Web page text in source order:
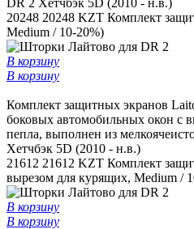
20248 20248 KZT Комплект
Medium / 10-20%)
В корзину
В корзину
Комплект защитных экранов
боковых автомобильных окон c
пепла, выполнен из
Хетчбэк 5D (2010 - н.в.)
21612 21612 KZT Комплект
вырезом для курящих, Medium /
В корзину
В корзину